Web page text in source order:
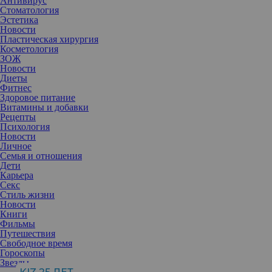
Стоматология
Эстетика
Новости
Пластическая хирургия
Косметология
ЗОЖ
Новости
Диеты
Фитнес
Здоровое питание
Витамины и добавки
Рецепты
Психология
Новости
Личное
Семья и отношения
Дети
Карьера
Секс
Стиль жизни
Новости
Книги
Фильмы
Путешествия
Свободное время
Гороскопы
Звезды
Американские наноинженеры из Калифорнийского